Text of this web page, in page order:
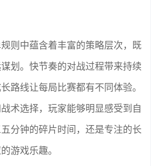
则中蕴含着丰富的策略层次，既
划。快节奏的对战过程带来持续
路线让每局比赛都有不同体验。
术选择，玩家能够明显感受到自
分钟的碎片时间，还是专注的长
游戏乐趣。